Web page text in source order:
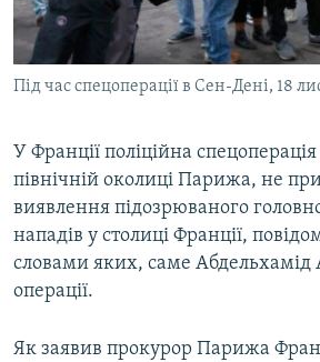
ПОДКАСТИ
КРИМ РЕАЛІЇ
УКР
КТАТ
ДОЛУЧАЙСЯ!
Під час спецоперації в Сен-Дені, 18
У Франції поліційна
північній околиці Парижа, не
виявлення підозрюваного
нападів у столиці Франції,
словами яких, саме Абдельхамід
операції.
Як заявив прокурор Парижа